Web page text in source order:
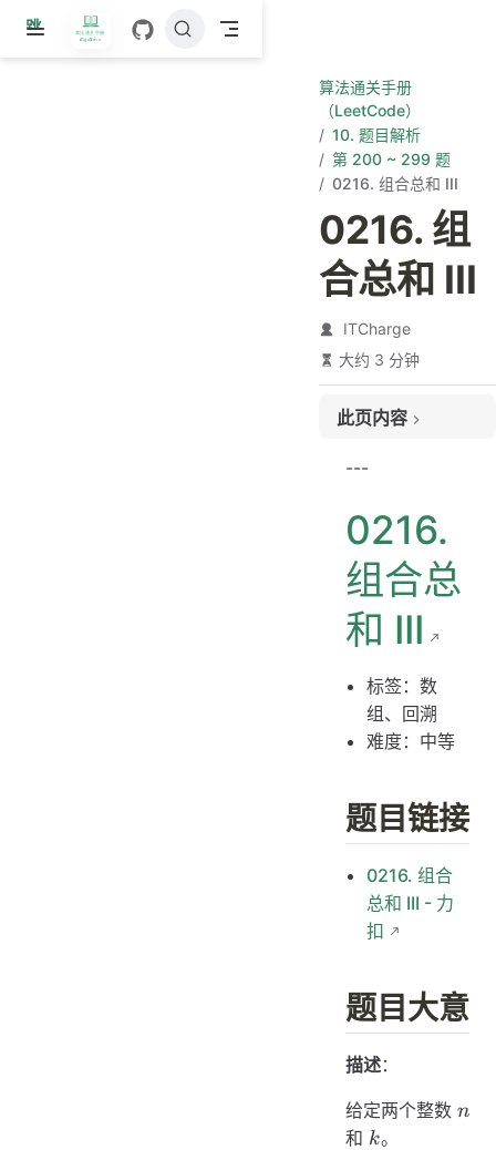
跳
算法通关手册
（LeetCode）
10. 题目解析
第 200 ~ 299 题
0216. 组合总和 III
0216. 组
合总和 III
ITCharge
大约 3 分钟
此页内容
解题思路
思路 1：回溯算法
思路 1：代码
思路 1：复杂度分析
---
0216.
组合总
和 III
标签：数
组、回溯
难度：中等
题目链接
0216. 组合
总和 III - 力
扣
题目大意
描述：
给定两个整数 n
n
和 k
k。